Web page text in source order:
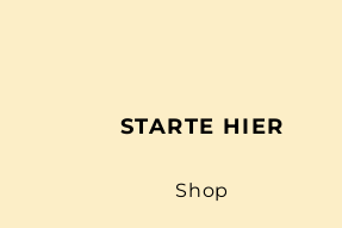
STARTE HIER
Shop